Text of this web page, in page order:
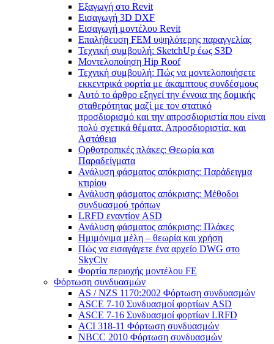
Εξαγωγή στο Revit
Εισαγωγή 3D DXF
Εισαγωγή μοντέλου Revit
Επαλήθευση FEM υψηλότερης παραγγελίας
Τεχνική συμβουλή: SketchUp έως S3D
Μοντελοποίηση Hip Roof
Τεχνική συμβουλή: Πώς να μοντελοποιήσετε
εκκεντρικά φορτία με άκαμπτους συνδέσμους
Αυτό το άρθρο εξηγεί την έννοια της δομικής
σταθερότητας μαζί με τον στατικό
προσδιορισμό και την απροσδιοριστία που είναι
πολύ σχετικά θέματα, Απροσδιοριστία, και
Αστάθεια
Ορθοτροπικές πλάκες: Θεωρία και
Παραδείγματα
Ανάλυση φάσματος απόκρισης: Παράδειγμα
κτιρίου
Ανάλυση φάσματος απόκρισης: Μέθοδοι
συνδυασμού τρόπων
LRFD εναντίον ASD
Ανάλυση φάσματος απόκρισης: Πλάκες
Ημιμόνιμα μέλη – θεωρία και χρήση
Πώς να εισαγάγετε ένα αρχείο DWG στο
SkyCiv
Φορτία περιοχής μοντέλου FE
Φόρτωση συνδυασμών
AS / NZS 1170:2002 Φόρτωση συνδυασμών
ASCE 7-10 Συνδυασμοί φορτίων ASD
ASCE 7-16 Συνδυασμοί φορτίων LRFD
ACI 318-11 Φόρτωση συνδυασμών
NBCC 2010 Φόρτωση συνδυασμών